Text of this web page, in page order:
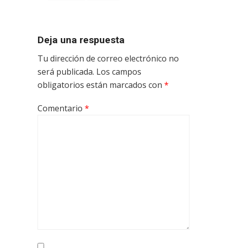
Deja una respuesta
Tu dirección de correo electrónico no
será publicada. Los campos
obligatorios están marcados con *
Comentario *